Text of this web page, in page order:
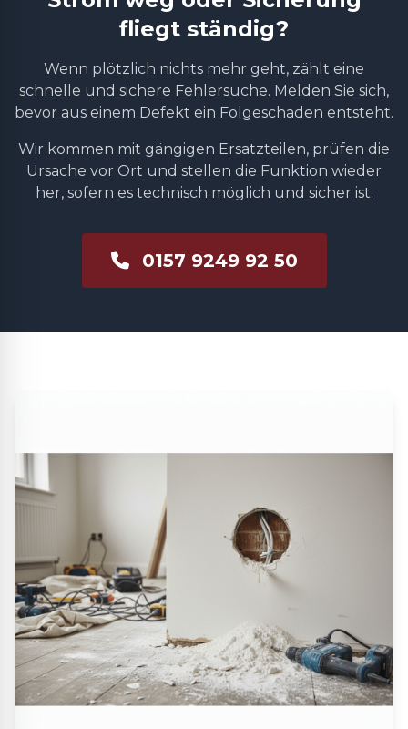
fliegt ständig?
Wenn plötzlich nichts mehr geht, zählt eine
schnelle und sichere Fehlersuche. Melden Sie sich,
bevor aus einem Defekt ein Folgeschaden entsteht.
Wir kommen mit gängigen Ersatzteilen, prüfen die
Ursache vor Ort und stellen die Funktion wieder
her, sofern es technisch möglich und sicher ist.
0157 9249 92 50